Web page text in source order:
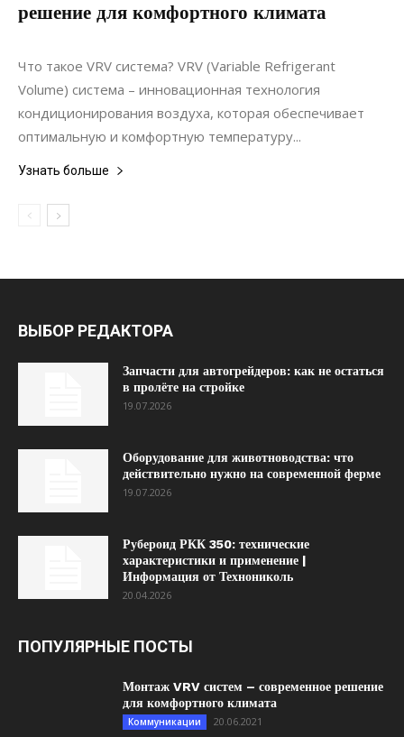
решение для комфортного климата
20.06.2021
Что такое VRV система? VRV (Variable Refrigerant
Volume) система – инновационная технология
кондиционирования воздуха, которая обеспечивает
оптимальную и комфортную температуру...
Узнать больше
ВЫБОР РЕДАКТОРА
Запчасти для автогрейдеров: как не остаться
в пролёте на стройке
19.07.2026
Оборудование для животноводства: что
действительно нужно на современной ферме
19.07.2026
Рубероид РКК 350: технические
характеристики и применение |
Информация от Технониколь
20.04.2026
ПОПУЛЯРНЫЕ ПОСТЫ
Монтаж VRV систем – современное решение
для комфортного климата
Коммуникации 20.06.2021